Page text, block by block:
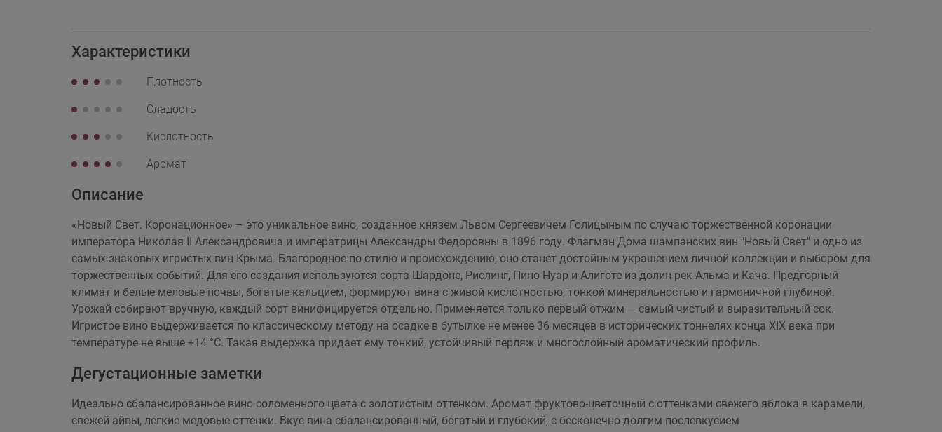
Характеристики
Плотность
Сладость
Кислотность
Аромат
Описание
«Новый Свет. Коронационное» – это уникальное вино, созданное князем Львом Сергеевичем Голицыным по случаю торжественной коронации
императора Николая II Александровича и императрицы Александры Федоровны в 1896 году. Флагман Дома шампанских вин "Новый Свет" и одно из
самых знаковых игристых вин Крыма. Благородное по стилю и происхождению, оно станет достойным украшением личной коллекции и выбором для
торжественных событий. Для его создания используются сорта Шардоне, Рислинг, Пино Нуар и Алиготе из долин рек Альма и Кача. Предгорный
климат и белые меловые почвы, богатые кальцием, формируют вина с живой кислотностью, тонкой минеральностью и гармоничной глубиной.
Урожай собирают вручную, каждый сорт винифицируется отдельно. Применяется только первый отжим — самый чистый и выразительный сок.
Игристое вино выдерживается по классическому методу на осадке в бутылке не менее 36 месяцев в исторических тоннелях конца XIX века при
температуре не выше +14 °C. Такая выдержка придает ему тонкий, устойчивый перляж и многослойный ароматический профиль.
Дегустационные заметки
Идеально сбалансированное вино соломенного цвета с золотистым оттенком. Аромат фруктово-цветочный с оттенками свежего яблока в карамели,
свежей айвы, легкие медовые оттенки. Вкус вина сбалансированный, богатый и глубокий, с бесконечно долгим послевкусием